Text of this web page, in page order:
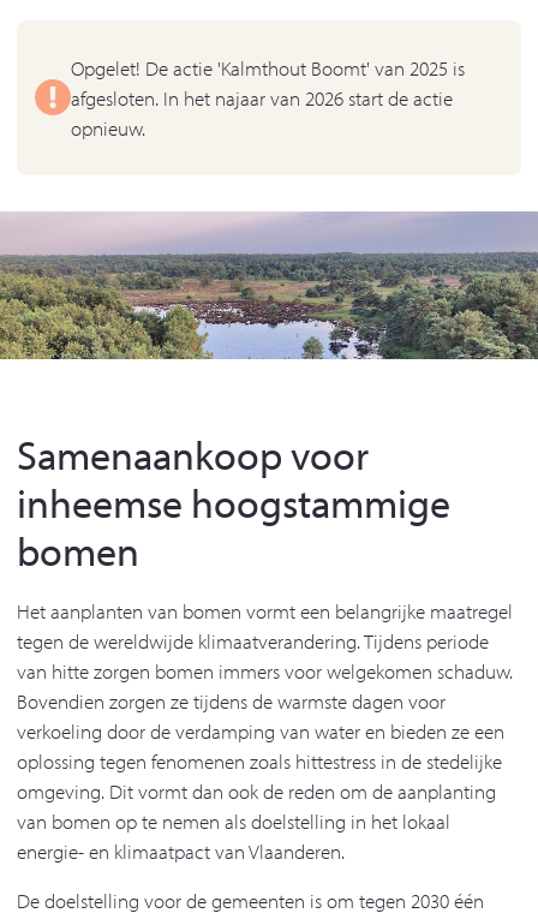
Opgelet! De actie 'Kalmthout Boomt' van 2025 is
afgesloten. In het najaar van 2026 start de actie
opnieuw.
Samenaankoop voor
inheemse hoogstammige
bomen
Het aanplanten van bomen vormt een belangrijke maatregel
tegen de wereldwijde klimaatverandering. Tijdens periode
van hitte zorgen bomen immers voor welgekomen schaduw.
Bovendien zorgen ze tijdens de warmste dagen voor
verkoeling door de verdamping van water en bieden ze een
oplossing tegen fenomenen zoals hittestress in de stedelijke
omgeving. Dit vormt dan ook de reden om de aanplanting
van bomen op te nemen als doelstelling in het lokaal
energie- en klimaatpact van Vlaanderen.
De doelstelling voor de gemeenten is om tegen 2030 één